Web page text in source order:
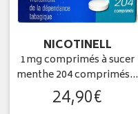
NICOTINELL
1mg comprimés à sucer
menthe 204 comprimés…
24,90€